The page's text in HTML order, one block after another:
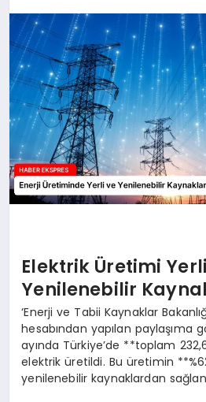
Elektrik Üretimi
Yenilenebilir
‘Enerji ve Tabii Kaynaklar
hesabından yapılan paylaşıma
ayında Türkiye’de **toplam
elektrik üretildi. Bu üretimin
yenilenebilir kaynaklardan